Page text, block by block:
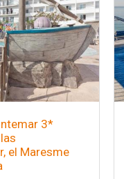
3*
el Maresme